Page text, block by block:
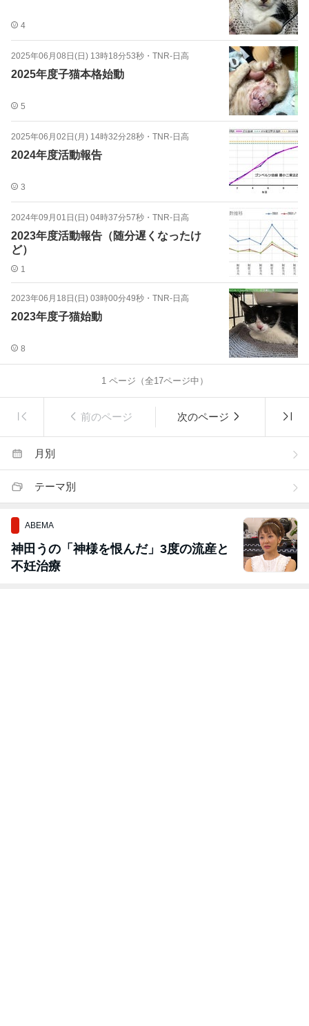
4
2025年06月08日(日) 13時18分53秒 ・ TNR-日高
2025年度子猫本格始動
5
2025年06月02日(月) 14時32分28秒 ・ TNR-日高
2024年度活動報告
3
2024年09月01日(日) 04時37分57秒 ・ TNR-日高
2023年度活動報告（随分遅くなったけ
ど）
1
2023年06月18日(日) 03時00分49秒 ・ TNR-日高
2023年度子猫始動
8
1ページ（全17ページ中）
前のページ 次のページ
月別
テーマ別
ABEMA
神田うの「神様を恨んだ」3度の流産と
不妊治療